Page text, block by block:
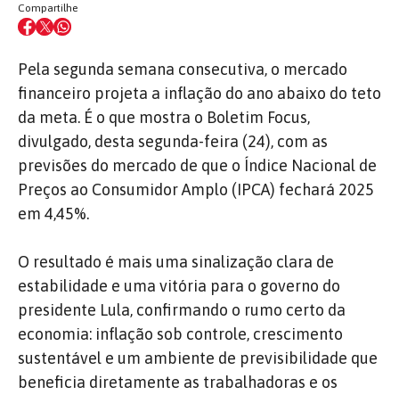
Compartilhe
Pela segunda semana consecutiva, o mercado
financeiro projeta a inflação do ano abaixo do teto
da meta. É o que mostra o Boletim Focus,
divulgado, desta segunda-feira (24), com as
previsões do mercado de que o Índice Nacional de
Preços ao Consumidor Amplo (IPCA) fechará 2025
em 4,45%.
O resultado é mais uma sinalização clara de
estabilidade e uma vitória para o governo do
presidente Lula, confirmando o rumo certo da
economia: inflação sob controle, crescimento
sustentável e um ambiente de previsibilidade que
beneficia diretamente as trabalhadoras e os